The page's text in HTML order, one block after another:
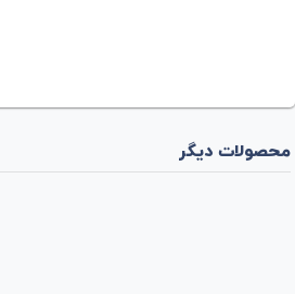
محصولات دیگر